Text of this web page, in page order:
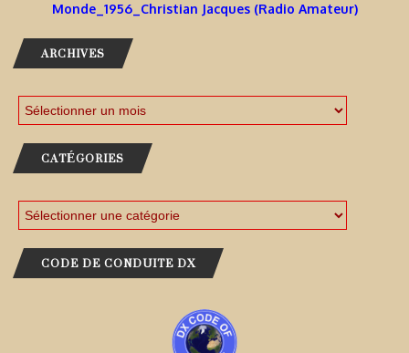
Monde_1956_Christian Jacques (Radio Amateur)
ARCHIVES
CATÉGORIES
CODE DE CONDUITE DX